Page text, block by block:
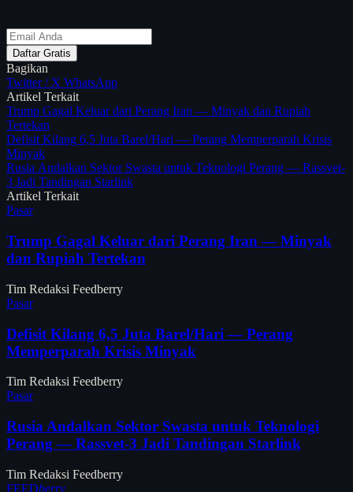
Daftar Gratis
Bagikan
Twitter / X WhatsApp
Artikel Terkait
Trump Gagal Keluar dari Perang Iran — Minyak dan Rupiah
Tertekan
Defisit Kilang 6,5 Juta Barel/Hari — Perang Memperparah Krisis
Minyak
Rusia Andalkan Sektor Swasta untuk Teknologi Perang — Rassvet-
3 Jadi Tandingan Starlink
Artikel Terkait
Pasar
Trump Gagal Keluar dari Perang Iran — Minyak
dan Rupiah Tertekan
Tim Redaksi Feedberry
Pasar
Defisit Kilang 6,5 Juta Barel/Hari — Perang
Memperparah Krisis Minyak
Tim Redaksi Feedberry
Pasar
Rusia Andalkan Sektor Swasta untuk Teknologi
Perang — Rassvet-3 Jadi Tandingan Starlink
Tim Redaksi Feedberry
FEEDberry